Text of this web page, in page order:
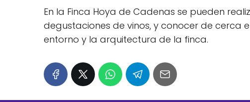
En la Finca Hoya de Cadenas se pueden
degustaciones de vinos, y conocer de cerca
entorno y la arquitectura de la finca.